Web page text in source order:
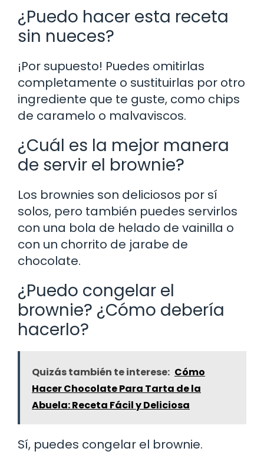
¿Puedo hacer esta receta
sin nueces?
¡Por supuesto! Puedes omitirlas
completamente o sustituirlas por otro
ingrediente que te guste, como chips
de caramelo o malvaviscos.
¿Cuál es la mejor manera
de servir el brownie?
Los brownies son deliciosos por sí
solos, pero también puedes servirlos
con una bola de helado de vainilla o
con un chorrito de jarabe de
chocolate.
¿Puedo congelar el
brownie? ¿Cómo debería
hacerlo?
Quizás también te interese: Cómo
Hacer Chocolate Para Tarta de la
Abuela: Receta Fácil y Deliciosa
Sí, puedes congelar el brownie.